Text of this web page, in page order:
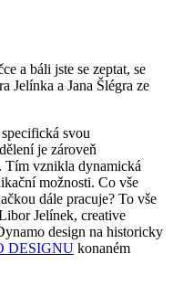
a báli jste se zeptat, se
Jelínka a Jana Šlégra ze
svou
je zároveň
Tím vznikla dynamická
možnosti. Co vše
dále pracuje? To vše
Jelínek, creative
design na historicky
DESIGNU konaném